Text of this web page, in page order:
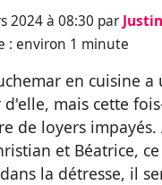
2024 à 08:30 par
: environ 1 minute
en cuisine
mais cette
de loyers impayés.
et Béatrice,
la détresse, il